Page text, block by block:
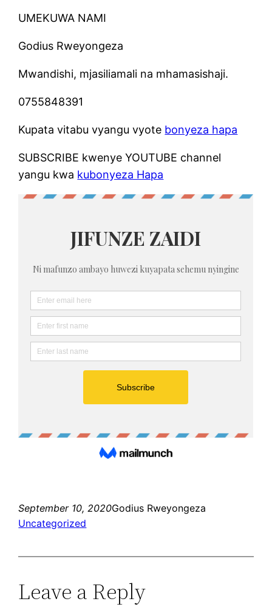
UMEKUWA NAMI
Godius Rweyongeza
Mwandishi, mjasiliamali na mhamasishaji.
0755848391
Kupata vitabu vyangu vyote bonyeza hapa
SUBSCRIBE kwenye YOUTUBE channel
yangu kwa kubonyeza Hapa
September 10, 2020Godius Rweyongeza
Uncategorized
Leave a Reply